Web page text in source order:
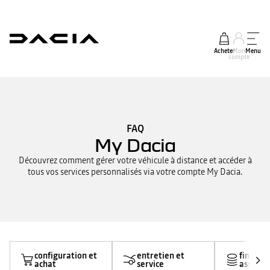
AcheterMon
compte
Menu
FAQ
My Dacia
Découvrez comment gérer votre véhicule à distance et accéder à
tous vos services personnalisés via votre compte My Dacia.
configuration et
achat
entretien et
service